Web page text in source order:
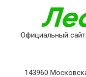
Официальный
143960